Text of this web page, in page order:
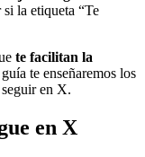
la etiqueta “Te
te facilitan la
te enseñaremos los
en X.
en X